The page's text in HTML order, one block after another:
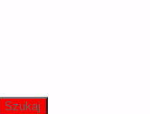
Szukaj